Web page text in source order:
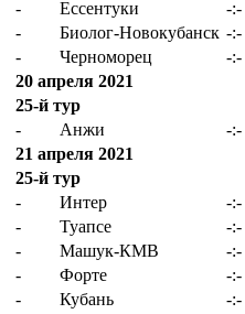
-
Ессентуки -:-
-
Биолог-Новокубанск -:-
-
Черноморец -:-
20 апреля 2021
25-й тур
-
Анжи -:-
21 апреля 2021
25-й тур
-
Интер -:-
-
Туапсе -:-
-
Машук-КМВ -:-
-
Форте -:-
-
Кубань -:-